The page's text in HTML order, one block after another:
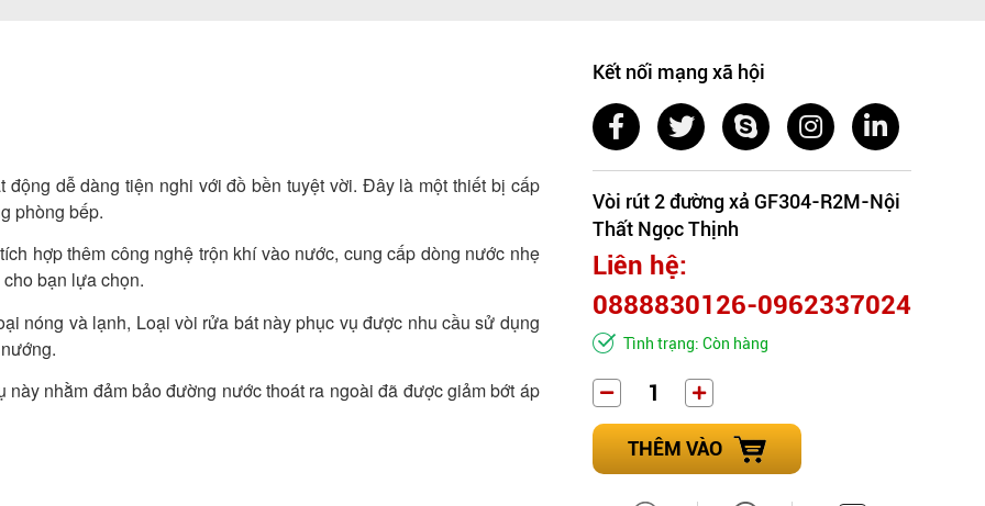
dễ dàng tiện nghi với đồ bền tuyệt vời. Đây là một thiết bị cấp
phòng bếp.
hợp thêm công nghệ trộn khí vào nước, cung cấp dòng nước nhẹ
bạn lựa chọn.
nóng và lạnh, Loại vòi rửa bát này phục vụ được nhu cầu sử dụng
nhằm đảm bảo đường nước thoát ra ngoài đã được giảm bớt áp
Kết nối mạng xã hội
Vòi rút 2 đường xả GF304-R2M-Nội
Thất Ngọc Thịnh
Liên hệ:
0888830126-0962337024
Tình trạng: Còn hàng
THÊM VÀO